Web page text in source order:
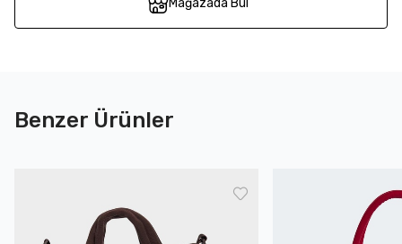
Benzer Ürünler